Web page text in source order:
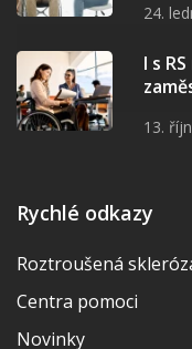
24.
I s
13.
Rychlé odkazy
Roztroušená
Centra pomoci
Novinky